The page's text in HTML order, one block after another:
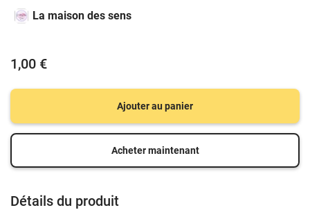
La maison des sens
1,00 €
Ajouter au panier
Acheter maintenant
Détails du produit